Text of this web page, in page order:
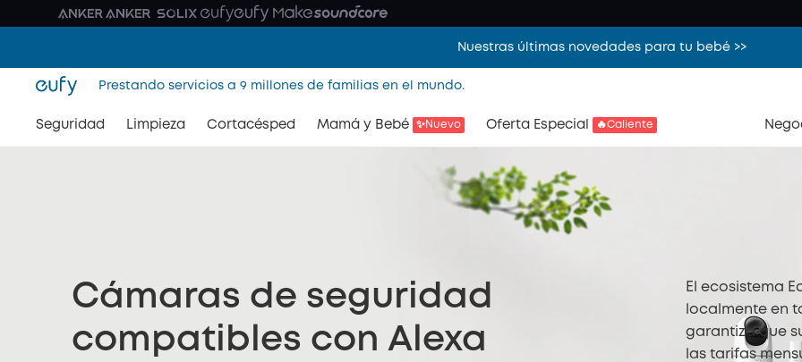
Nuestras últimas novedades para tu bebé >>
Prestando servicios a 9 millones de familias en el mundo.
Seguridad Limpieza Cortacésped Mamá y Bebé ✨Nuevo Oferta Especial 🔥Caliente
Cámaras de seguridad
compatibles con Alexa
El ecosistema
localmente en
garantiza que
las tarifas